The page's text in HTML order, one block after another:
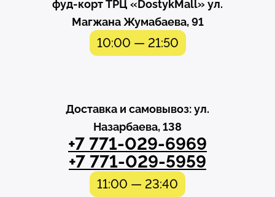
фуд-корт ТРЦ «DostykMаll» ул.
Магжана Жумабаева, 91
10:00 — 21:50
Доставка и самовывоз: ул.
Назарбаева, 138
+7 771-029-6969
+7 771-029-5959
11:00 — 23:40